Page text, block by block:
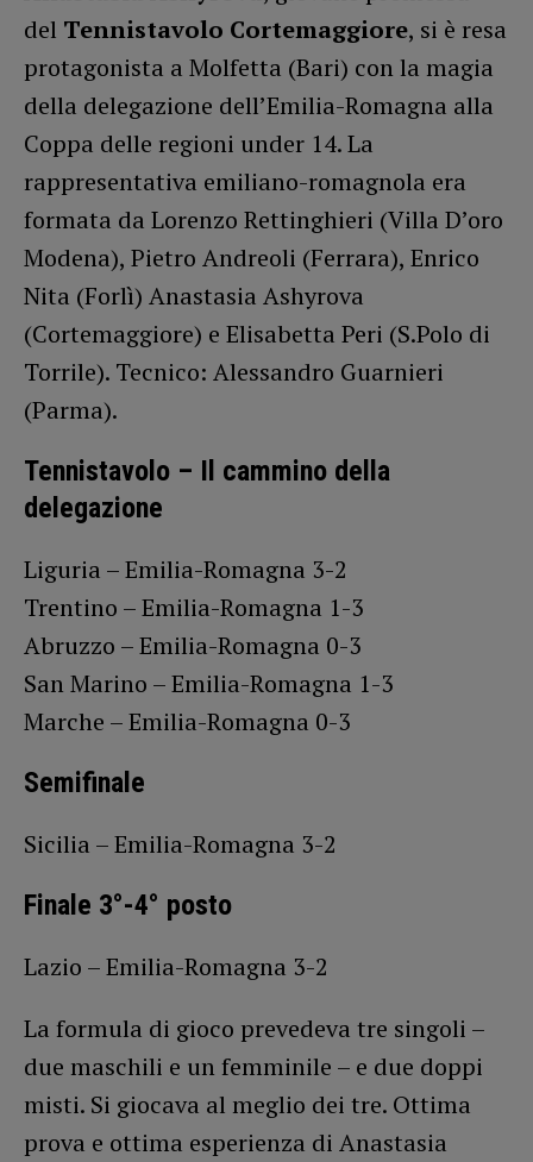
del Tennistavolo Cortemaggiore, si è resa
protagonista a Molfetta (Bari) con la magia
della delegazione dell’Emilia-Romagna alla
Coppa delle regioni under 14. La
rappresentativa emiliano-romagnola era
formata da Lorenzo Rettinghieri (Villa D’oro
Modena), Pietro Andreoli (Ferrara), Enrico
Nita (Forlì) Anastasia Ashyrova
(Cortemaggiore) e Elisabetta Peri (S.Polo di
Torrile). Tecnico: Alessandro Guarnieri
(Parma).
Tennistavolo – Il cammino della
delegazione
Liguria – Emilia-Romagna 3-2
Trentino – Emilia-Romagna 1-3
Abruzzo – Emilia-Romagna 0-3
San Marino – Emilia-Romagna 1-3
Marche – Emilia-Romagna 0-3
Semifinale
Sicilia – Emilia-Romagna 3-2
Finale 3°-4° posto
Lazio – Emilia-Romagna 3-2
La formula di gioco prevedeva tre singoli –
due maschili e un femminile – e due doppi
misti. Si giocava al meglio dei tre. Ottima
prova e ottima esperienza di Anastasia